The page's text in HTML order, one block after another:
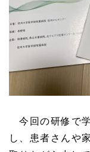
今回の研修で
し、患者さんや